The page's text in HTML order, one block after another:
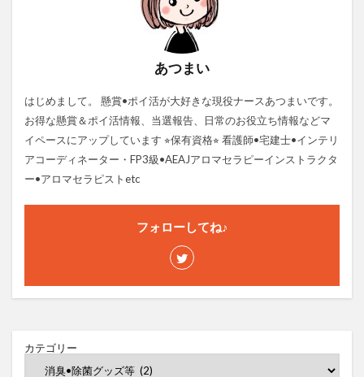
あつまい
はじめまして。 懸賞•ポイ活が大好きな現役ナースあつまいです。
お得な懸賞＆ポイ活情報、当選報告、日常のお役立ち情報などマ
イペースにアップしています ⭐︎保有資格⭐︎ 看護師•宅建士•インテリ
アコーディネーター・FP3級•AEAJアロマセラピーインストラクタ
ー•アロマセラピストetc
フォローしてね♪
カテゴリー